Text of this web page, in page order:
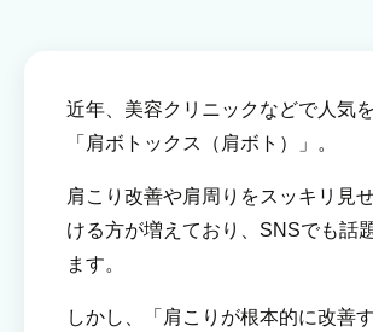
近年、美容クリニックなどで人気
「肩ボトックス（肩ボト）」。
肩こり改善や肩周りをスッキリ見
ける方が増えており、SNSでも話
ます。
しかし、「肩こりが根本的に改善